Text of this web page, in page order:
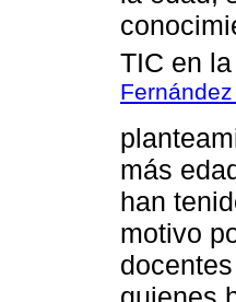
TIC en
más
han
motivo